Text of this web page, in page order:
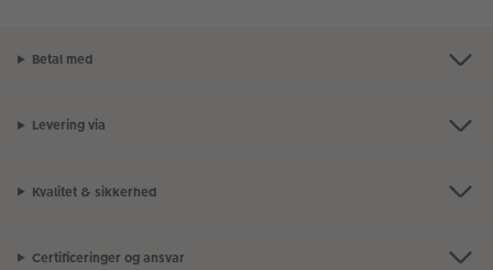
Betal med
Levering via
Kvalitet & sikkerhed
Certificeringer og ansvar